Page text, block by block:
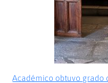
de
Académico obtuvo grado